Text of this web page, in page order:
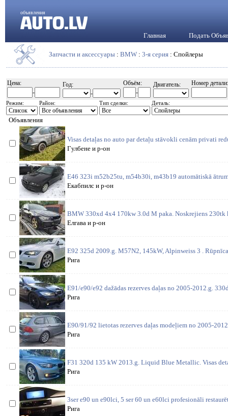
объявления
Главная Подать
Запчасти и аксессуары : BMW : 3-я серия : Спойлеры
Цена:
-
Год:
-
Объём:
-
Двигатель: Номер детали:
Режим: Район: Тип сделки: Деталь:
Объявления
Visas detaļas no auto par detaļu stāvokli cenām privati
Гулбене и р-он
E46 323i m52b25tu, m54b30i, m43b19 automātiskā
Екабпилс и р-он
BMW 330xd 4x4 170kw 3.0d M paka. Noskrejiens 230tk
Елгава и р-он
E92 325d 2009.g. M57N2, 145kW, Alpinweiss 3 .
Рига
E91/e90/e92 dažādas rezerves daļas no 2005-2012.g.
Рига
E90/91/92 lietotas rezerves daļas modeļiem no 2005-
Рига
F31 320d 135 kW 2013.g. Liquid Blue Metallic. Visas
Рига
3ser e90 un e90lci, 5 ser 60 un e60lci profesionāli
Рига